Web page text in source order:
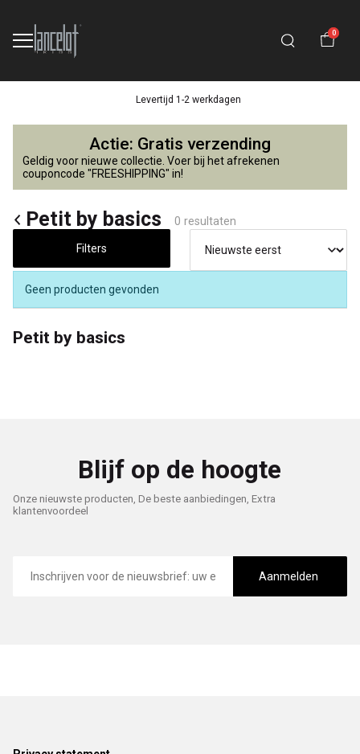
0
Levertijd 1-2 werkdagen
Petit
by
basics
Lancelot
4
Kids
Actie: Gratis verzending
Geldig voor nieuwe collectie. Voer bij het afrekenen
couponcode "FREESHIPPING" in!
Petit by basics 0 resultaten
Filters
Geen producten gevonden
Petit by basics
Blijf op de hoogte
Onze nieuwste producten, De beste aanbiedingen, Extra
klantenvoordeel
mailadres
Aanmelden